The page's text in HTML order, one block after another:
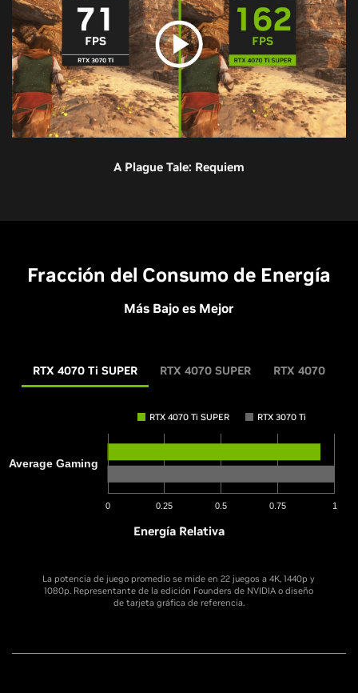
A Plague Tale: Requiem
más alta, modo de calidad de súper resolución
GB de RAM, Win 11 X64. Alan Wake 2 con ray tracing
completo.
Resolución de 2560x1440, configuración de juego más alta, modo
en la serie RTX 40, i9-12900K, 32 GB de RAM, Win 11 X64.
Fracción del Consumo de Energía
Más Bajo es Mejor
RTX 4070 Ti SUPER RTX 4070 SUPER RTX 4070
RTX 4070 Ti SUPER RTX 3070 Ti
0 0.25 0.5 0.75 1
Average Gaming
Energía Relativa
La potencia de juego promedio se mide en 22 juegos a 4K, 1440p y
1080p. Representante de la edición Founders de NVIDIA o diseño
de tarjeta gráfica de referencia.